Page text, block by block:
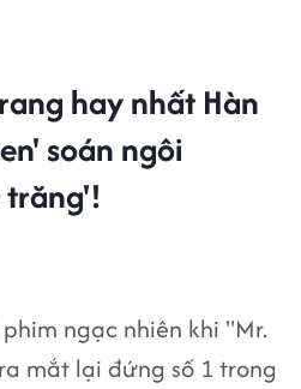
hay nhất Hàn
soán ngôi
ngạc nhiên khi "Mr.
mắt lại đứng số 1 trong